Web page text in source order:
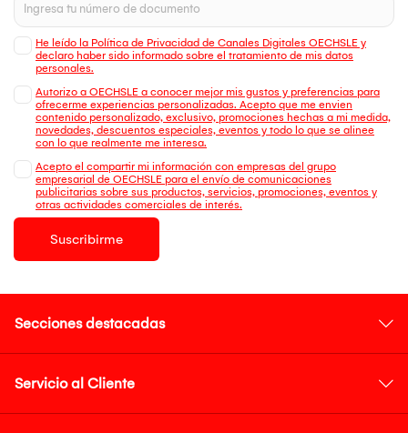
He leído la Política de Privacidad de Canales Digitales OECHSLE y
declaro haber sido informado sobre el tratamiento de mis datos
personales.
Autorizo a OECHSLE a conocer mejor mis gustos y preferencias para
ofrecerme experiencias personalizadas. Acepto que me envien
contenido personalizado, exclusivo, promociones hechas a mi medida,
novedades, descuentos especiales, eventos y todo lo que se alinee
con lo que realmente me interesa.
Acepto el compartir mi información con empresas del grupo
empresarial de OECHSLE para el envío de comunicaciones
publicitarias sobre sus productos, servicios, promociones, eventos y
otras actividades comerciales de interés.
Suscribirme
Secciones destacadas
Servicio al Cliente